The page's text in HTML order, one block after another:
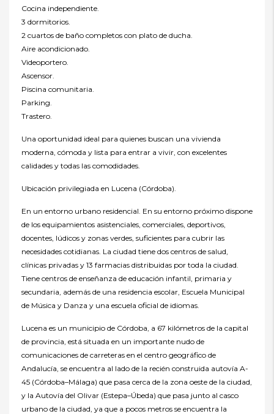
Cocina independiente.
3 dormitorios.
2 cuartos de baño completos con plato de ducha.
Aire acondicionado.
Videoportero.
Ascensor.
Piscina comunitaria.
Parking.
Trastero.
Una oportunidad ideal para quienes buscan una vivienda
moderna, cómoda y lista para entrar a vivir, con excelentes
calidades y todas las comodidades.
Ubicación privilegiada en Lucena (Córdoba).
En un entorno urbano residencial. En su entorno próximo dispone
de los equipamientos asistenciales, comerciales, deportivos,
docentes, lúdicos y zonas verdes, suficientes para cubrir las
necesidades cotidianas. La ciudad tiene dos centros de salud,
clínicas privadas y 13 farmacias distribuidas por toda la ciudad.
Tiene centros de enseñanza de educación infantil, primaria y
secundaria, además de una residencia escolar, Escuela Municipal
de Música y Danza y una escuela oficial de idiomas.
Lucena es un municipio de Córdoba, a 67 kilómetros de la capital
de provincia, está situada en un importante nudo de
comunicaciones de carreteras en el centro geográfico de
Andalucía, se encuentra al lado de la recién construida autovía A-
45 (Córdoba–Málaga) que pasa cerca de la zona oeste de la ciudad,
y la Autovía del Olivar (Estepa–Úbeda) que pasa junto al casco
urbano de la ciudad, ya que a pocos metros se encuentra la